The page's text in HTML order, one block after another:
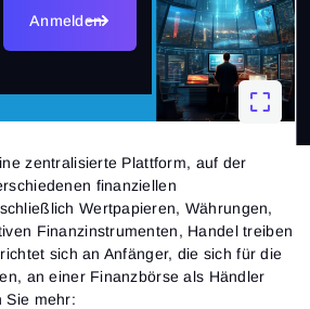
Anmelden
zentralisierte Plattform, auf der
finanziellen
Wertpapieren, Währungen,
Finanzinstrumenten, Handel treiben
sich an Anfänger, die sich für die
an einer Finanzbörse als Händler
Sie mehr: